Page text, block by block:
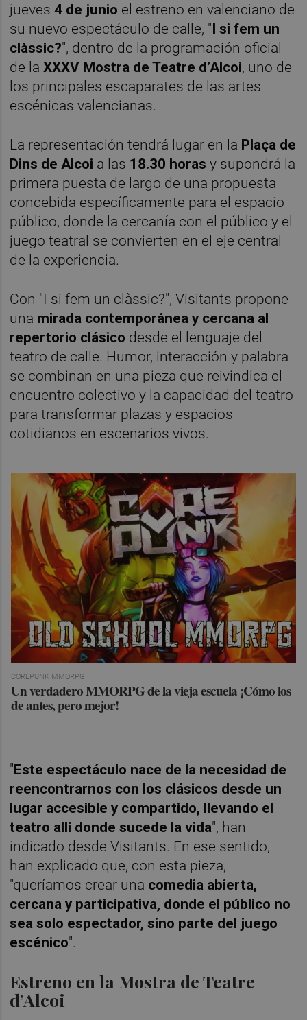
jueves 4 de junio el estreno en valenciano de
su nuevo espectáculo de calle, "I si fem un
clàssic?", dentro de la programación oficial
de laXXXV Mostra de Teatre d’Alcoi, uno de
los principales escaparates de las artes
escénicas valencianas.
La representación tendrá lugar en la Plaça de
Dins de Alcoi a las 18.30 horas y supondrá la
primera puesta de largo de una propuesta
concebida específicamente para el espacio
público, donde la cercanía con el público y el
juego teatral se convierten en el eje central
de la experiencia.
Con "I si fem un clàssic?", Visitants propone
una mirada contemporánea y cercana al
repertorio clásico desde el lenguaje del
teatro de calle. Humor, interacción y palabra
se combinan en una pieza que reivindica el
encuentro colectivo y la capacidad del teatro
para transformar plazas y espacios
cotidianos en escenarios vivos.
COREPUNK MMORPG
Un verdadero MMORPG de la vieja escuela ¡Cómo los
de antes, pero mejor!
"Este espectáculo nace de la necesidad de
reencontrarnos con los clásicos desde un
lugar accesible y compartido, llevando el
teatro allí donde sucede la vida", han
indicado desde Visitants. En ese sentido,
han explicado que, con esta pieza,
"queríamos crear una comedia abierta,
cercana y participativa, donde el público no
sea solo espectador, sino parte del juego
escénico".
Estreno en la Mostra de Teatre
d’Alcoi